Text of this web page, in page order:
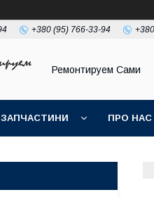
+380 (95) 766-33-94
Ремонтируем Сами
ЗАПЧАСТИНИ ПРО НАС